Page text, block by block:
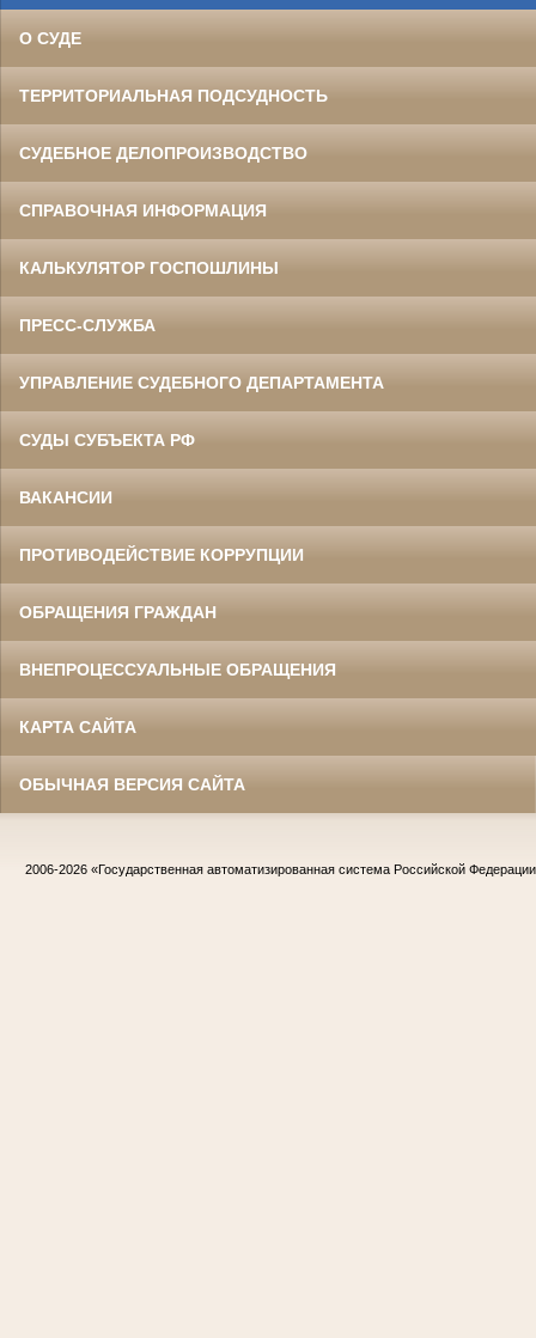
О СУДЕ
ТЕРРИТОРИАЛЬНАЯ ПОДСУДНОСТЬ
СУДЕБНОЕ ДЕЛОПРОИЗВОДСТВО
СПРАВОЧНАЯ ИНФОРМАЦИЯ
КАЛЬКУЛЯТОР ГОСПОШЛИНЫ
ПРЕСС-СЛУЖБА
УПРАВЛЕНИЕ СУДЕБНОГО ДЕПАРТАМЕНТА
СУДЫ СУБЪЕКТА РФ
ВАКАНСИИ
ПРОТИВОДЕЙСТВИЕ КОРРУПЦИИ
ОБРАЩЕНИЯ ГРАЖДАН
ВНЕПРОЦЕССУАЛЬНЫЕ ОБРАЩЕНИЯ
КАРТА САЙТА
ОБЫЧНАЯ ВЕРСИЯ САЙТА
2006-2026 «Государственная автоматизированная система Российской